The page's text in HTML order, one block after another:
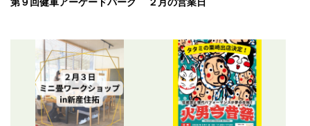
第９回健軍アーケードパーク ２月の営業日